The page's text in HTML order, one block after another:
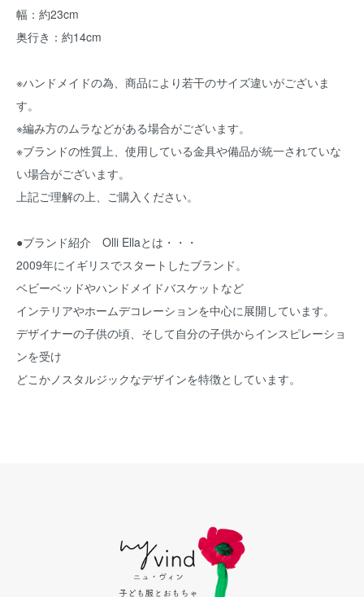
幅：約23cm
奥行き：約14cm
※ハンドメイドの為、商品により若干のサイズ違いがございま
す。
※編み方のムラなどがある場合がございます。
※ブランドの性質上、使用している金具や備品が統一されていな
い場合がございます。
上記ご理解の上、ご購入ください。
●ブランド紹介 Olli Ellaとは・・・
2009年にイギリスでスタートしたブランド。
ベビーベッドやハンドメイドバスケットなど
インテリアやホームデコレーションを中心に展開しています。
デザイナーの子供の頃、そして自分の子供からインスピレーショ
ンを受け
どこかノスタルジックなデザインを特徴としています。